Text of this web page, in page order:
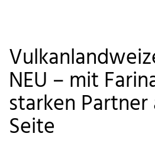
NEU – mit
starken
Seite